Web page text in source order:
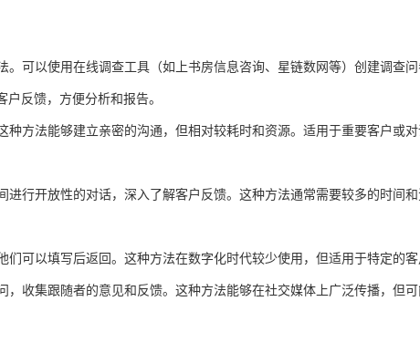
。可以使用在线调查工具（如上书房信息咨询、星链数网等）创建调查
反馈，方便分析和报告。
种方法能够建立亲密的沟通，但相对较耗时和资源。适用于重要客户或
行开放性的对话，深入了解客户反馈。这种方法通常需要较多的时间
可以填写后返回。这种方法在数字化时代较少使用，但适用于特定的客
收集跟随者的意见和反馈。这种方法能够在社交媒体上广泛传播，但